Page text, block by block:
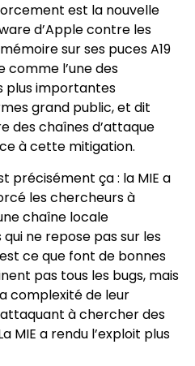
est la nouvelle
d’Apple contre les
sur ses puces A19
comme l’une des
plus importantes
grand public, et dit
des chaînes d’attaque
à cette mitigation.
précisément ça : la MIE a
les chercheurs à
chaîne locale
ne repose pas sur les
ce que font de bonnes
pas tous les bugs, mais
complexité de leur
à chercher des
MIE a rendu l’exploit plus